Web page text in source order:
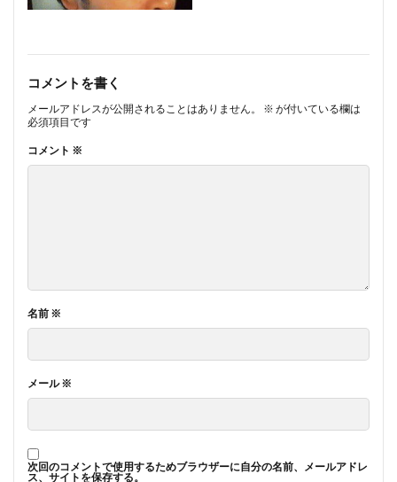
コメントを書く
メールアドレスが公開されることはありません。 ※ が付いている欄は
必須項目です
コメント ※
名前 ※
メール※
次回のコメントで使用するためブラウザーに自分の名前、メールアドレ
ス、サイトを保存する。